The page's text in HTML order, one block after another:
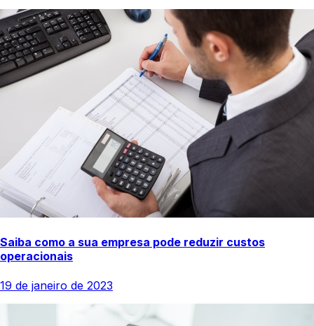
Saiba como a sua empresa pode reduzir custos
operacionais
19 de janeiro de 2023